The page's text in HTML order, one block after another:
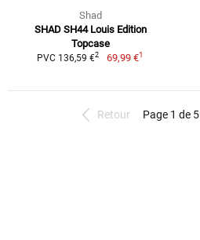
Shad
SHAD SH44 Louis Edition
Topcase
PVC 136,59 €2 69,99 €1
Retour Page 1 de 5